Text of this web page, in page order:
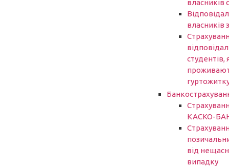
власників
власників
студентів,
КАСКО-
від
випадку